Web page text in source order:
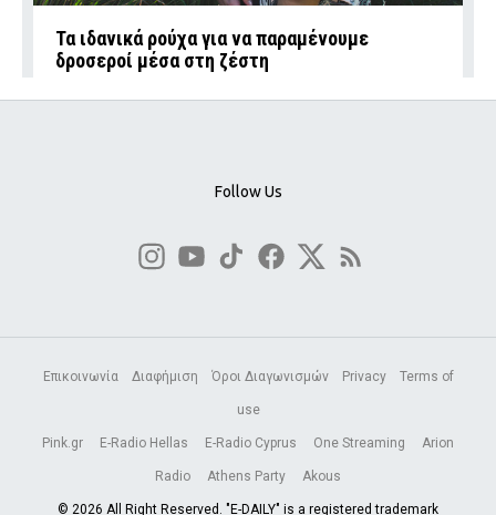
Τα ιδανικά ρούχα για να παραμένουμε
δροσεροί μέσα στη ζέστη
Follow Us
Επικοινωνία Διαφήμιση Όροι Διαγωνισμών Privacy Terms of
use
Pink.gr E-Radio Hellas E-Radio Cyprus One Streaming Arion
Radio Athens Party Akous
© 2026 All Right Reserved. "E-DAILY" is a registered trademark